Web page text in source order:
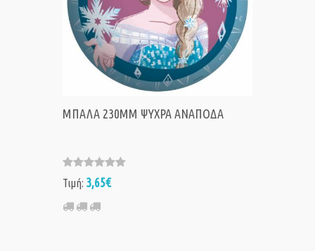
ΜΠΑΛΑ 230MM ΨΥΧΡΑ ΑΝΑΠΟΔΑ
Τιμή: 3,65€